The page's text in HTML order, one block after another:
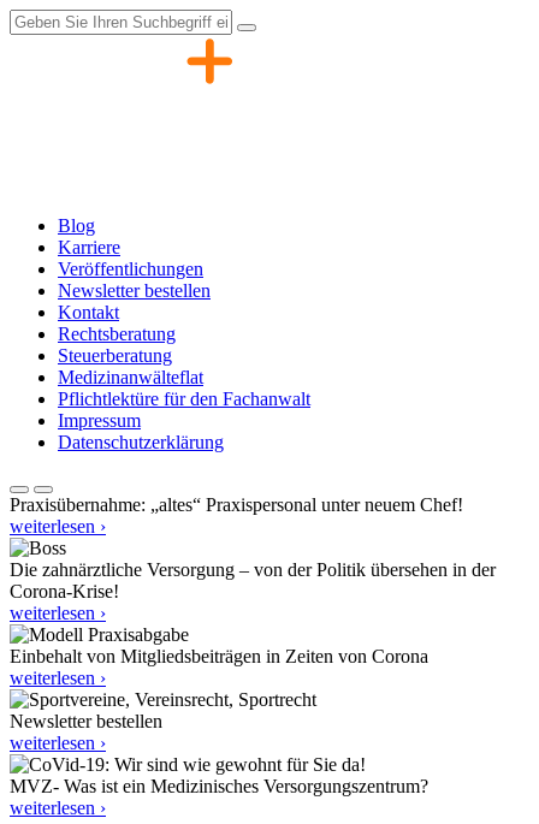
Zum
Inhalt
Blog
Karriere
Veröffentlichungen
Newsletter bestellen
Kontakt
Rechtsberatung
Steuerberatung
Medizinanwälteflat
Pflichtlektüre für den Fachanwalt
Impressum
Datenschutzerklärung
Praxisübernahme: „altes“ Praxispersonal unter neuem Chef!
weiterlesen ›
Die zahnärztliche Versorgung – von der Politik übersehen in der
Corona-Krise!
weiterlesen ›
Einbehalt von Mitgliedsbeiträgen in Zeiten von Corona
weiterlesen ›
Newsletter bestellen
weiterlesen ›
MVZ- Was ist ein Medizinisches Versorgungszentrum?
weiterlesen ›